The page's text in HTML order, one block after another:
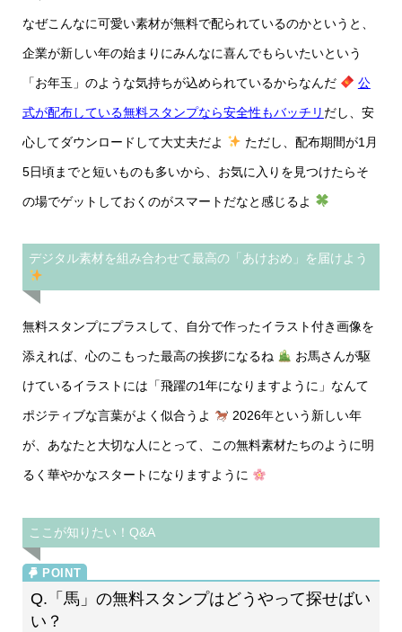
なぜこんなに可愛い素材が無料で配られているのかというと、
企業が新しい年の始まりにみんなに喜んでもらいたいという
「お年玉」のような気持ちが込められているからなんだ 公
式が配布している無料スタンプなら安全性もバッチリ だし、安
心してダウンロードして大丈夫だよ ただし、配布期間が1月
5日頃までと短いものも多いから、お気に入りを見つけたらそ
の場でゲットしておくのがスマートだなと感じるよ
デジタル素材を組み合わせて最高の「あけおめ」を届けよう
無料スタンプにプラスして、自分で作ったイラスト付き画像を
添えれば、心のこもった最高の挨拶になるね お馬さんが駆
けているイラストには「飛躍の1年になりますように」なんて
ポジティブな言葉がよく似合うよ 2026年という新しい年
が、あなたと大切な人にとって、この無料素材たちのように明
るく華やかなスタートになりますように
ここが知りたい！Q&A
Q.「馬」の無料スタンプはどうやって探せばい
い？